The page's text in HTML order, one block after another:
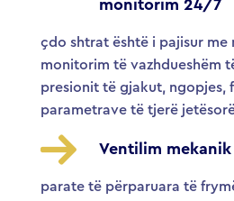
monitorim 24/7
çdo shtrat është i pajisur
monitorim të vazhdueshëm
presionit të gjakut, ngopjes,
parametrave të tjerë
Ventilim mekanik
parate të përparuara të